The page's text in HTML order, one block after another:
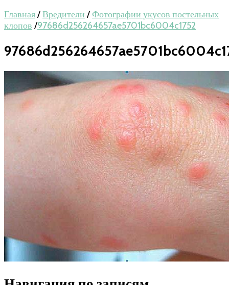
Главная/Вредители /Фотографии укусов постельных
клопов /97686d256264657ae5701bc6004c1752